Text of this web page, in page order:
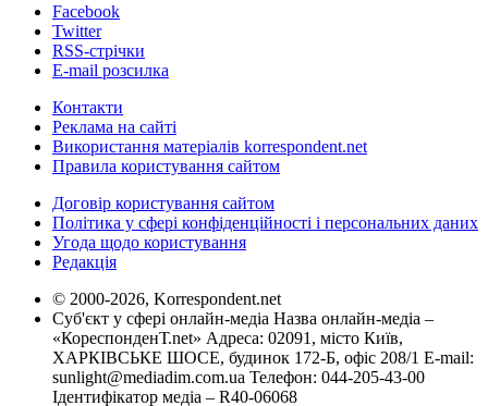
Facebook
Twitter
RSS-стрічки
E-mail розсилка
Контакти
Реклама на сайті
Використання матеріалів korrespondent.net
Правила користування сайтом
Договір користування сайтом
Політика у сфері конфіденційності і персональних даних
Угода щодо користування
Редакція
© 2000-2026, Korrespondent.net
Суб'єкт у сфері онлайн-медіа Назва онлайн-медіа –
«КореспонденТ.net» Адреса: 02091, місто Київ,
ХАРКІВСЬКЕ ШОСЕ, будинок 172-Б, офіс 208/1 E-mail:
sunlight@mediadim.com.ua Телефон: 044-205-43-00
Ідентифікатор медіа – R40-06068